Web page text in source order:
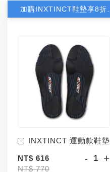
INXTINCT 運動款鞋墊
NT$ 616
NT$ 770
- +